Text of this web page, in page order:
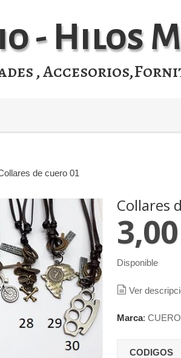
- Hilos
,
de cuero 01
Collares
Disponible
Ver
Marca: CUERO
CODIGOS